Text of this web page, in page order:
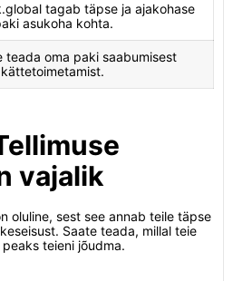
tagab täpse ja ajakohase
asukoha kohta.
teada oma paki saabumisest
vajalik
oluline, sest see annab teile täpse
Saate teada, millal teie
teieni jõudma.